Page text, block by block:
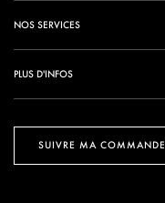
SUIVRE MA COMMANDE
NOS SERVICES
PLUS D'INFOS